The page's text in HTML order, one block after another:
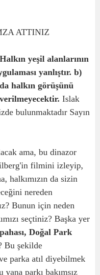
ATTINIZ
yeşil alanlarının
yanlıştır. b)
halkın görüşünü
Islak
bulunmaktadır Sayın
ama, bu dinazor
filmini izleyip,
halkımızın da sizin
nereden
Bunun için neden
seçtiniz? Başka yer
Doğal Park
Bu şekilde
parka atıl diyebilmek
parkı bakımsız